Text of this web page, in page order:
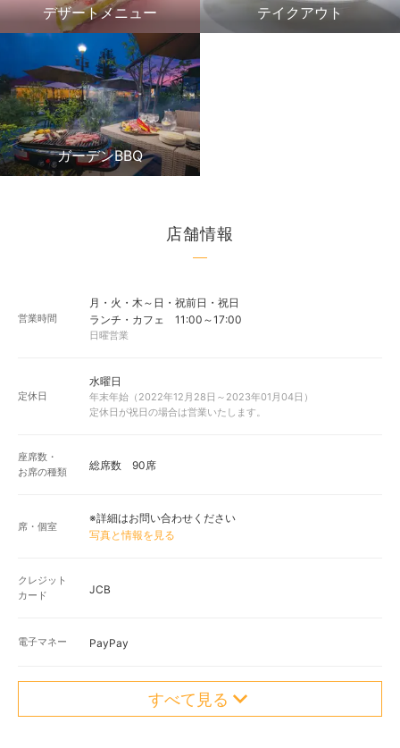
デザートメニュー テイクアウト
ガーデンBBQ
店舗情報
営業時間
月・火・木～日・祝前日・祝日
ランチ・カフェ 11:00～17:00
日曜営業
定休日
水曜日
年末年始（2022年12月28日～2023年01月04日）
定休日が祝日の場合は営業いたします。
座席数・
お席の種類
総席数 90席
席・個室
※詳細はお問い合わせください
写真と情報を見る
クレジット
カード
JCB
電子マネー PayPay
すべて見る